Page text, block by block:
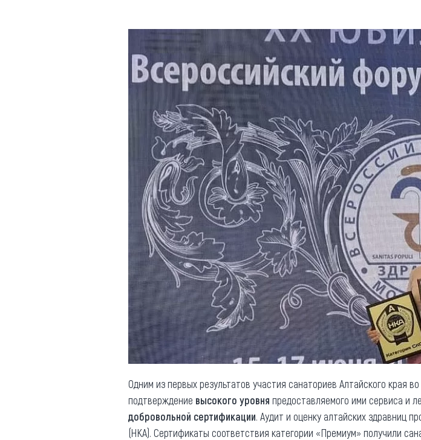
Придорожные кафе
Новости
Что привезти (сувениры)
Реестр туроператоров
Реестр туристических
агентств Алтайского края
Обращения граждан
Противодействие коррупции
Одним из первых результатов участия санаториев Алтайского края во
подтверждение высокого уровня предоставляемого ими сервиса и
добровольной сертификации. Аудит и оценку алтайских здравниц
(НКА). Сертификаты соответствия категории «Премиум» получили